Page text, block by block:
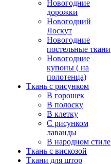
Новогодние
дорожки
Новогодний
Лоскут
Новогодние
постельные ткани
Новогодние
купоны ( на
полотенца)
Ткань с рисунком
В горошек
В полоску
В клетку
С рисунком
лаванды
В народном стиле
Ткань с вискозой
Ткани для штор